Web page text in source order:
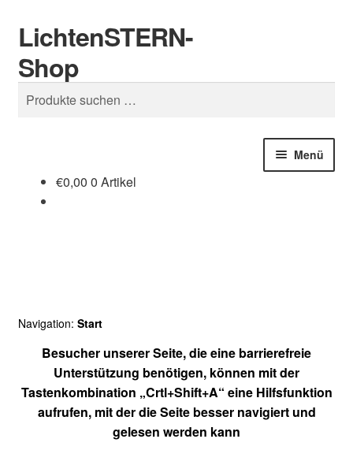
Zur
Navigation
springen
Zum
Inhalt
springen
LichtenSTERN-
Shop
Suchen
nach:
Suchen
Menü
€0,00 0 Artikel
Navigation: Start
Besucher unserer Seite, die eine barrierefreie
Unterstützung benötigen, können mit der
Tastenkombination „Crtl+Shift+A“ eine Hilfsfunktion
aufrufen, mit der die Seite besser navigiert und
gelesen werden kann